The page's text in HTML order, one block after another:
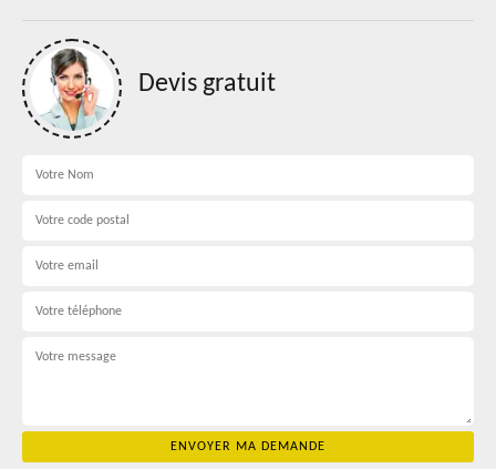
Devis gratuit